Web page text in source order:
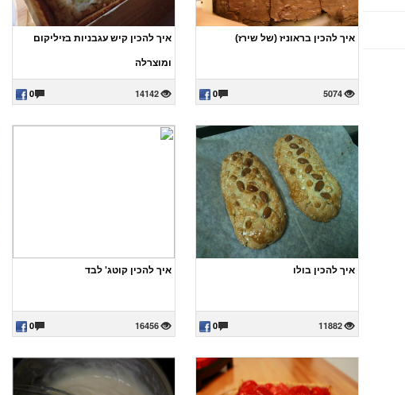
איך להכין בראוניז (של שירז)
0 5074
איך להכין קיש עגבניות בזיליקום
ומוצרלה
0 14142
איך להכין בולו
0 11882
איך להכין קוטג' לבד
0 16456